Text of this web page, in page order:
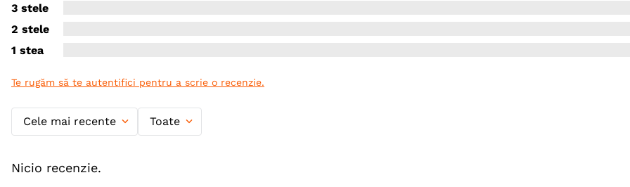
3 stele
2 stele
1 stea
Te rugăm să te autentifici pentru a scrie o recenzie.
Cele mai recente Toate
Nicio recenzie.